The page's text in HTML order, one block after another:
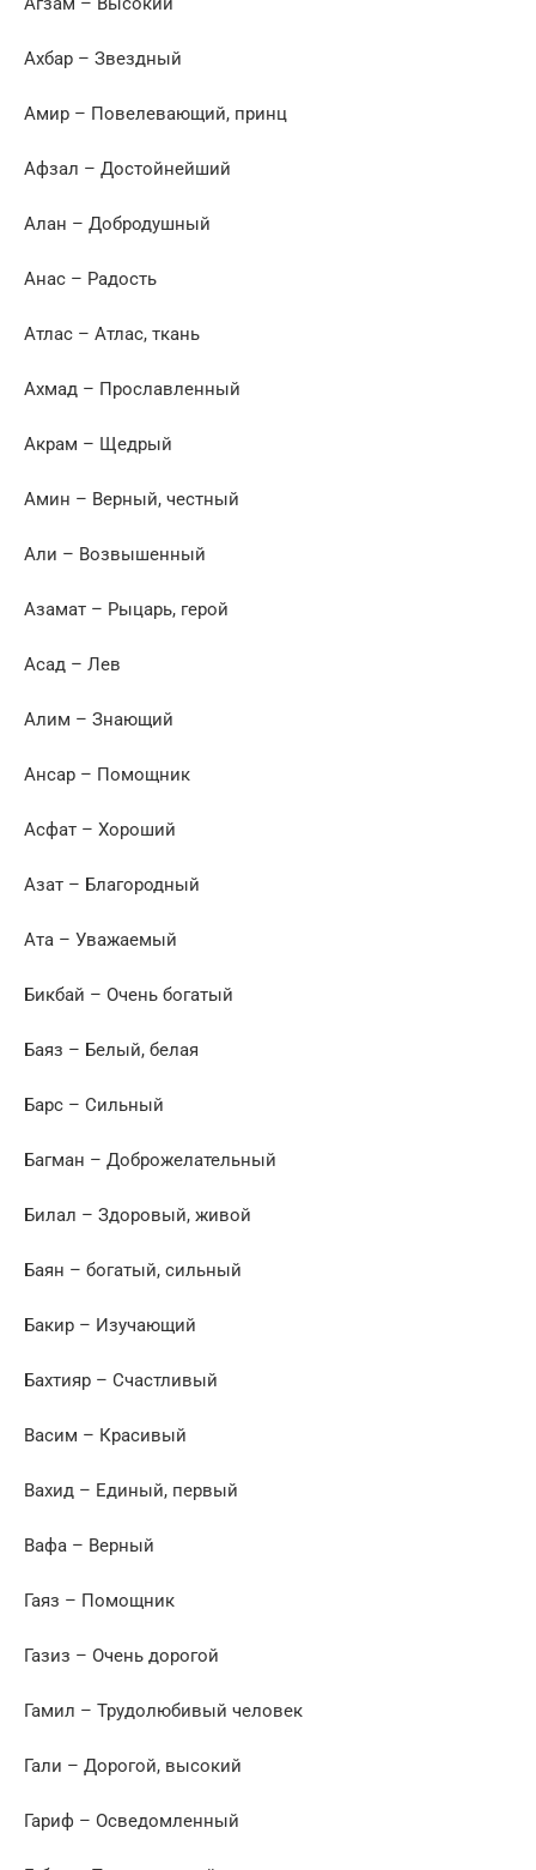
Ахбар – Звездный
Амир – Повелевающий, принц
Афзал – Достойнейший
Алан – Добродушный
Анас – Радость
Атлас – Атлас, ткань
Ахмад – Прославленный
Акрам – Щедрый
Амин – Верный, честный
Али – Возвышенный
Азамат – Рыцарь, герой
Асад – Лев
Алим – Знающий
Ансар – Помощник
Асфат – Хороший
Азат – Благородный
Ата – Уважаемый
Бикбай – Очень богатый
Баяз – Белый, белая
Барс – Сильный
Багман – Доброжелательный
Билал – Здоровый, живой
Баян – богатый, сильный
Бакир – Изучающий
Бахтияр – Счастливый
Васим – Красивый
Вахид – Единый, первый
Вафа – Верный
Гаяз – Помощник
Газиз – Очень дорогой
Гамил – Трудолюбивый человек
Гали – Дорогой, высокий
Гариф – Осведомленный